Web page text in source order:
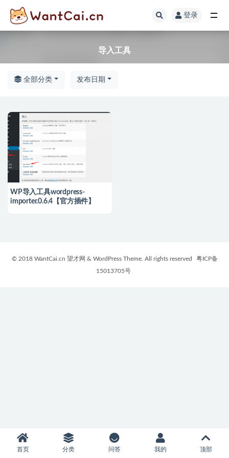
登录
导入工具
全部分类 发布日期
WP导入工具wordpress-
importer.0.6.4【官方插件】
© 2018 WantCai.cn 望才网 & WordPress Theme. All rights reserved
粤ICP备
15013705号
首页 分类 问答 我的 顶部